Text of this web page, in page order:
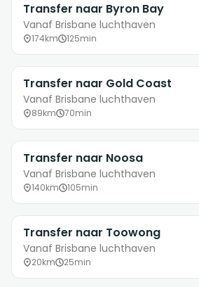
Transfer naar Byron Bay
Vanaf Brisbane luchthaven
174km 125min
Transfer naar Gold Coast
Vanaf Brisbane luchthaven
89km 70min
Transfer naar Noosa
Vanaf Brisbane luchthaven
140km 105min
Transfer naar Toowong
Vanaf Brisbane luchthaven
20km 25min